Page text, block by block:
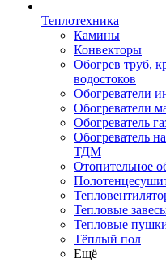
Теплотехника
Камины
Конвекторы
Обогрев труб,
водостоков
Обогреватели
Обогреватели
Обогреватель
Обогреватель
ТДМ
Отопительное
Тепловые
Тепловые
Тёплый пол
Ещё